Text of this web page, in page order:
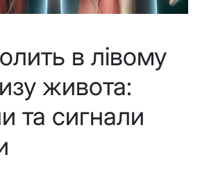
в лівому
живота:
та сигнали